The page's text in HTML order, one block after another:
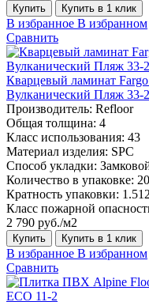
Купить Купить в 1 клик
В избранное В избранном
Сравнить
Кварцевый ламинат
Вулканический Пляж 33-
Производитель: Refloor
Общая толщина: 4
Класс использования: 43
Материал изделия: SPC
Способ укладки:
Количество в упаковке: 20
Кратность упаковки: 1.512
Класс пожарной
2 790 руб./м2
Купить Купить в 1 клик
В избранное В избранном
Сравнить